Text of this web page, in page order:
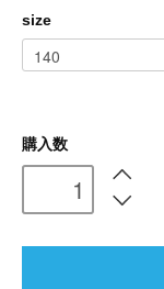
size
購入数